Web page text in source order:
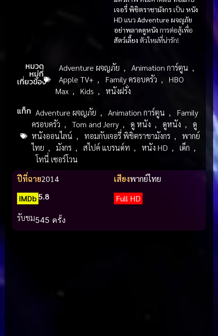
เจอรี่ พิชิตราชามังกร เป็น หนัง
HD แนว Adventure ผจญภัย
อย่าพลาดดูหนัง การต่อสู้เพื่อ
สัตว์เลี้ยง ตัวใหม่ที่น่ารัก!
หมวด
หมู่ที่
เกี่ยวข้อง
Adventure ผจญภัย , Animation การ์ตูน ,
Apple TV+ , Family ครอบครัว ,
HBO
Max , Kids , หนังฝรั่ง
แท็ก Adventure ผจญภัย , Animation การ์ตูน ,
Family
ครอบครัว , Tom and Jerry , ดู หนัง , ดูหนัง ,
ดู
หนังออนไลน์ , ทอมกับเจอรี่ พิชิตราชามังกร ,
พากย์
ไทย , มังกร , สไปค์ แบรนด์ท , หนัง HD , เด็ก ,
โทนี่ เซอร์โวน
ปีที่ฉาย2014 เสียงพากย์ไทย
IMDb5.8
Full HD
รับชม545 ครั้ง